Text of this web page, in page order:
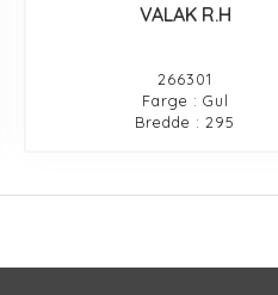
VALAK R.H
266301
Farge : Gul
Bredde : 295